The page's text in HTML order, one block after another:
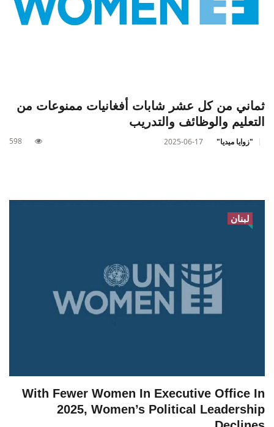
ثماني من كل عشر شابات أفغانيات ممنوعات من
التعليم والوظائف والتدريب
"زوايا ميديا" 2025-06-17
598
لبنان
With Fewer Women In Executive Office In
2025, Women’s Political Leadership